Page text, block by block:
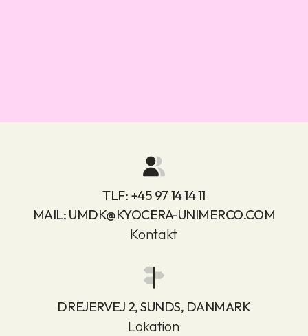
TLF: +45 97 14 14 11
MAIL: UMDK@KYOCERA-UNIMERCO.COM
Kontakt
DREJERVEJ 2, SUNDS, DANMARK
Lokation